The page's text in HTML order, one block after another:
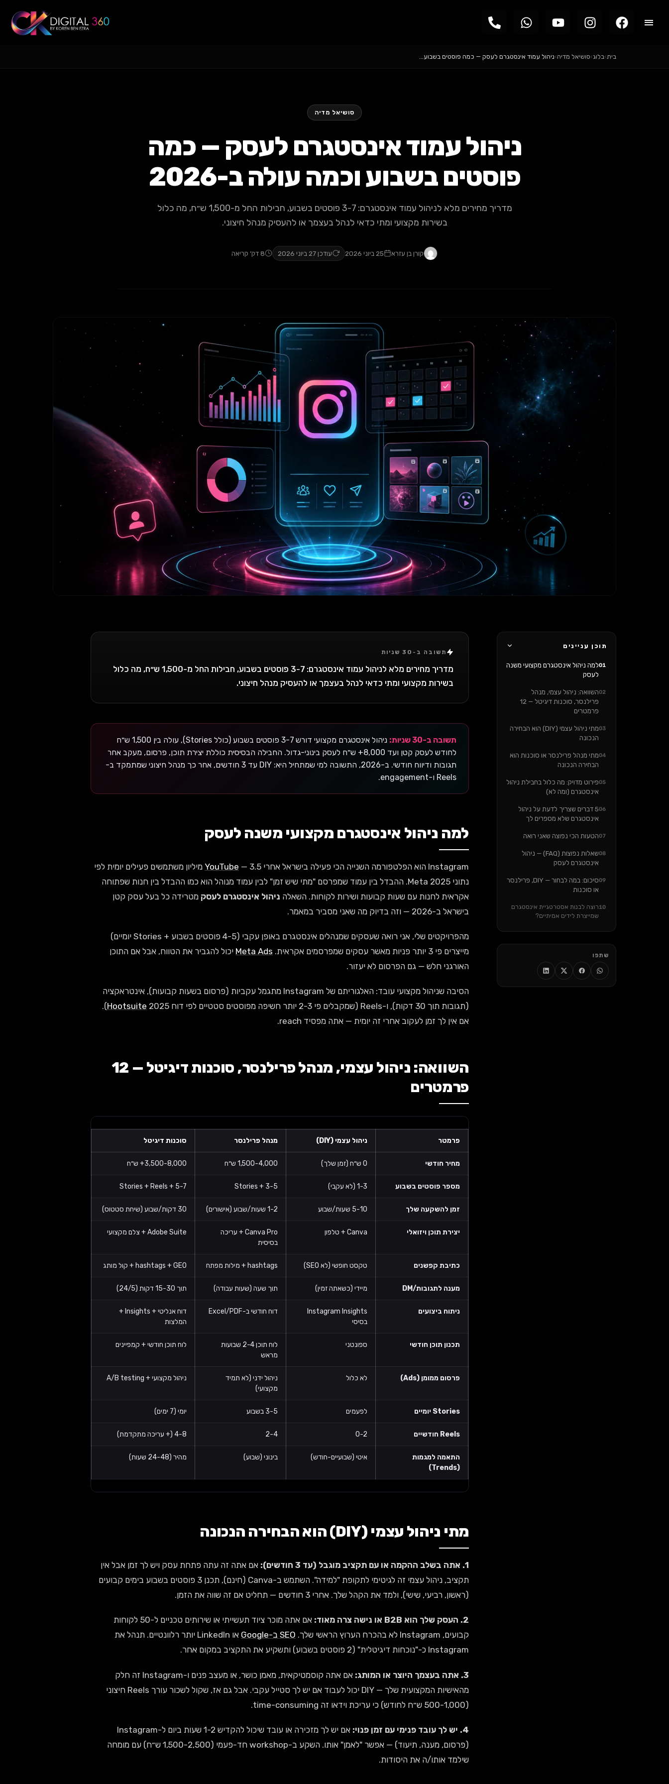
בית›בלוג›סושיאל מדיה›ניהול עמוד אינסטגרם לעסק — כמה פוסטים בשבוע…
סושיאל מדיה
ניהול עמוד אינסטגרם לעסק — כמה
פוסטים בשבוע וכמה עולה ב-2026
מדריך מחירים מלא לניהול עמוד אינסטגרם: 3-7 פוסטים בשבוע, חבילות החל מ-1,500 ש״ח, מה כלול
בשירות מקצועי ומתי כדאי לנהל בעצמך או להעסיק מנהל חיצוני.
קורן בן עזרא 25 ביוני 2026 עודכן 27 ביוני 2026 8 דק׳ קריאה
תוכן עניינים
01למה ניהול אינסטגרם מקצועי משנה
לעסק
02השוואה: ניהול עצמי, מנהל
פרילנסר, סוכנות דיגיטל — 12
פרמטרים
03
מתי ניהול עצמי (DIY) הוא הבחירה
הנכונה
04מתי מנהל פרילנסר או סוכנות הוא
הבחירה הנכונה
05פירוט מדויק: מה כלול בחבילת ניהול
אינסטגרם (ומה לא)
06
5 דברים שצריך לדעת על ניהול
אינסטגרם שלא מספרים לך
07הטעות הכי נפוצה שאני רואה
08
שאלות נפוצות (FAQ) — ניהול
אינסטגרם לעסק
09
סיכום: במה לבחור — DIY, פרילנסר
או סוכנות
10רוצה לבנות אסטרטגיית אינסטגרם
שמייצרת לידים אמיתיים?
שתפו
תשובה ב-30 שניות
מדריך מחירים מלא לניהול עמוד אינסטגרם: 3-7 פוסטים בשבוע, חבילות החל מ-1,500 ש״ח, מה כלול
בשירות מקצועי ומתי כדאי לנהל בעצמך או להעסיק מנהל חיצוני.
תשובה ב-30 שניות:
ניהול אינסטגרם מקצועי דורש 3-7 פוסטים בשבוע (כולל Stories), עולה בין 1,500 ש״ח
לחודש לעסק קטן ועד 8,000+ ש״ח לעסק בינוני-גדול. החבילה הבסיסית כוללת יצירת תוכן, פרסום, מעקב אחר
תגובות ודיווח חודשי. ב-2026, התשובה למי שמתחיל היא: DIY עד 3 חודשים, אחר כך מנהל חיצוני שמתמקד ב-
Reels ו-engagement.
למה ניהול אינסטגרם מקצועי משנה לעסק
Instagram הוא הפלטפורמה השנייה הכי פעילה בישראל אחרי YouTube — 3.5 מיליון משתמשים פעילים יומית לפי
נתוני Meta 2025. ההבדל בין עמוד שמפרסם "מתי שיש זמן" לבין עמוד מנוהל הוא כמו ההבדל בין חנות שפתוחה
אקראית לחנות עם שעות קבועות ושירות לקוחות. השאלה ניהול אינסטגרם לעסק מטרידה כל בעל עסק קטן
בישראל ב-2026 — וזה בדיוק מה שאני מסביר במאמר.
מהפרויקטים שלי, אני רואה שעסקים שמנהלים אינסטגרם באופן עקבי (4-5 פוסטים בשבוע + Stories יומיים)
מייצרים פי 3 יותר פניות מאשר עסקים שמפרסמים אקראית.
Meta Ads יכול להגביר את הטווח, אבל אם התוכן
האורגני חלש — גם הפרסום לא יעזור.
הסיבה שניהול מקצועי עובד: האלגוריתם של Instagram מתגמל עקביות (פרסום בשעות קבועות), אינטראקציה
(תגובות תוך 30 דקות), ו-Reels (שמקבלים פי 2-3 יותר חשיפה מפוסטים סטטיים לפי דוח
Hootsuite
2025).
אם אין לך זמן לעקוב אחרי זה יומית — אתה מפסיד reach.
השוואה: ניהול עצמי, מנהל פרילנסר, סוכנות דיגיטל — 12
פרמטרים
פרמטר ניהול עצמי (DIY) מנהל פרילנסר סוכנות דיגיטל
מחיר חודשי 0 ש״ח (זמן שלך) 1,500-4,000 ש״ח 3,500-8,000+ ש״ח
מספר פוסטים בשבוע 1-3 (לא עקבי) 3-5 + Stories
5-7 + Stories + Reels
זמן להשקעה שלך 5-10 שעות/שבוע 1-2 שעות/שבוע (אישורים) 30 דקות/שבוע (שיחת סטטוס)
יצירת תוכן ויזואלי Canva + טלפון
Canva Pro + עריכה
בסיסית
Adobe Suite + צלם מקצועי
כתיבת קפשנים טקסט חופשי (לא SEO) hashtags + מילות מפתח hashtags + GEO + קול מותג
מענה לתגובות/DM מיידי (כשאתה זמין) תוך שעה (שעות עבודה) תוך 15-30 דקות (24/5)
ניתוח ביצועים
Instagram Insights
בסיסי
דוח חודשי ב-Excel/PDF
דוח אנליטי + Insights +
המלצות
תכנון תוכן חודשי ספונטני
לוח תוכן 2-4 שבועות
מראש
לוח תוכן חודשי + קמפיינים
פרסום ממומן (Ads) לא כלול
ניהול ידני (לא תמיד
מקצועי)
ניהול מקצועי + A/B testing
Stories יומיים לפעמים 3-5 בשבוע יומי (7 ימים)
Reels חודשיים 0-2
2-4 4-8 (+ עריכה מתקדמת)
התאמה למגמות
(Trends)
איטי (שבועיים-חודש) בינוני (שבוע) מהיר (24-48 שעות)
מתי ניהול עצמי (DIY) הוא הבחירה הנכונה
1. אתה בשלב ההקמה או עם תקציב מוגבל (עד 3 חודשים):
אם אתה זה עתה פתחת עסק ויש לך זמן אבל אין
תקציב, ניהול עצמי זה לגיטימי לתקופת "למידה". השתמש ב-Canva (חינם), תכנן 3 פוסטים בשבוע בימים קבועים
(ראשון, רביעי, שישי), ולמד את הקהל שלך. אחרי 3 חודשים — תחליט אם זה שווה את הזמן.
2. העסק שלך הוא B2B או נישה צרה מאוד:
אם אתה מוכר ציוד תעשייתי או שירותים טכניים ל-50 לקוחות
קבועים, Instagram לא בהכרח הערוץ הראשי שלך.
SEO ב-Google
או LinkedIn יותר רלוונטיים. תנהל את
Instagram כ-"נוכחות דיגיטלית" (2 פוסטים בשבוע) ותשקיע את התקציב במקום אחר.
3. אתה בעצמך היוצר או המותג:
אם אתה קוסמטיקאית, מאמן כושר, או מעצב פנים ו-Instagram זה חלק
מהאישיות המקצועית שלך — DIY יכול לעבוד אם יש לך סטייל עקבי. אבל גם אז, שקול לשכור עורך Reels חיצוני
(500-1,000 ש״ח לחודש) כי עריכת וידאו זה time-consuming.
4. יש לך עובד פנימי עם זמן פנוי:
אם יש לך מזכירה או עובד שיכול להקדיש 1-2 שעות ביום ל-Instagram
(פרסום, מענה, תיעוד) — אפשר "לאמן" אותו. השקע ב-workshop חד-פעמי (1,500-2,500 ש״ח) עם מומחה
שילמד אותו/ה את היסודות.